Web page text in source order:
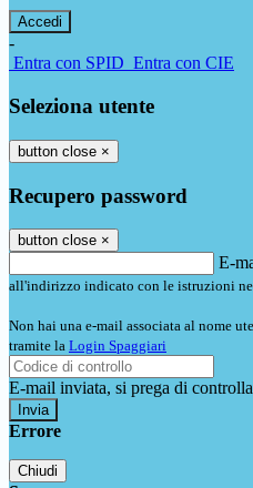
-
Entra con SPID Entra con CIE
Seleziona utente
button close ×
Recupero password
button close ×
E-
all'indirizzo indicato con le istruzioni
Non hai una e-mail associata al nome
tramite la Login Spaggiari
E-mail inviata, si prega di
Errore
Chiudi